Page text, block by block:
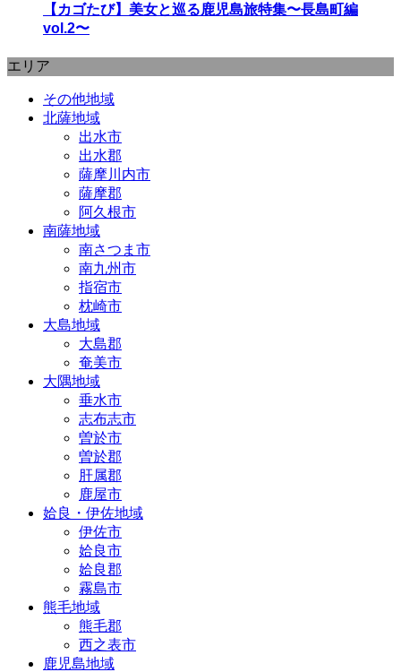
【カゴたび】美女と巡る鹿児島旅特集〜長島町編
vol.2〜
エリア
その他地域
北薩地域
出水市
出水郡
薩摩川内市
薩摩郡
阿久根市
南薩地域
南さつま市
南九州市
指宿市
枕崎市
大島地域
大島郡
奄美市
大隅地域
垂水市
志布志市
曽於市
曽於郡
肝属郡
鹿屋市
姶良・伊佐地域
伊佐市
姶良市
姶良郡
霧島市
熊毛地域
熊毛郡
西之表市
鹿児島地域